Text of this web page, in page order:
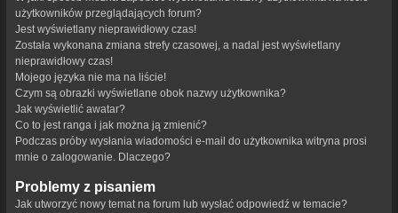
użytkowników przeglądających forum?
Jest wyświetlany nieprawidłowy czas!
Została wykonana zmiana strefy czasowej, a nadal jest wyświetlany
nieprawidłowy czas!
Mojego języka nie ma na liście!
Czym są obrazki wyświetlane obok nazwy użytkownika?
Jak wyświetlić awatar?
Co to jest ranga i jak można ją zmienić?
Podczas próby wysłania wiadomości e-mail do użytkownika witryna prosi
mnie o zalogowanie. Dlaczego?
Problemy z pisaniem
Jak utworzyć nowy temat na forum lub wysłać odpowiedź w temacie?